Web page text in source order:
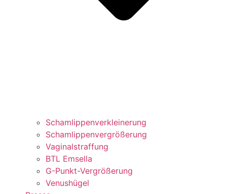
Schamlippenverkleinerung
Schamlippenvergrößerung
Vaginalstraffung
BTL Emsella
G-Punkt-Vergrößerung
Venushügel